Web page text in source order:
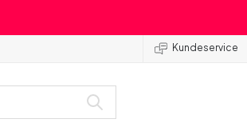
Kundeservice